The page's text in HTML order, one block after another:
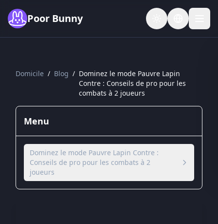
Poor Bunny
Domicile / Blog / Dominez le mode Pauvre Lapin
Contre : Conseils de pro pour les
combats à 2 joueurs
Menu
Dominez le mode Pauvre Lapin Contre :
Conseils de pro pour les combats à 2
joueurs